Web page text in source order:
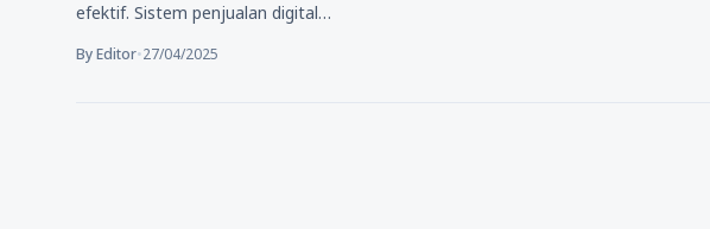
efektif. Sistem penjualan digital…
By Editor•27/04/2025